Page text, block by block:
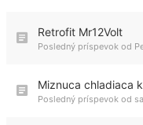
Retrofit Mr12Volt
Posledný príspevok od
Miznuca chladiaca
Posledný príspevok od